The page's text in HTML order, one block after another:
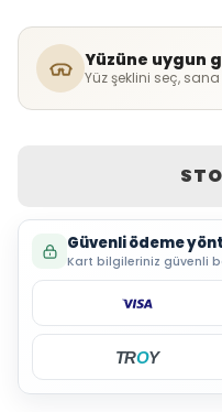
Yüzüne uygun
Yüz şeklini seç,
Güvenli ödeme
Kart bilgileriniz güvenli
TROY